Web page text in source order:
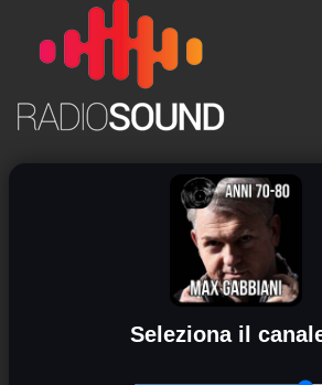
Seleziona il